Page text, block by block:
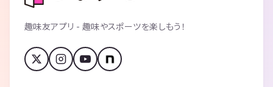
趣味友アプリ - 趣味やスポーツを楽しもう！